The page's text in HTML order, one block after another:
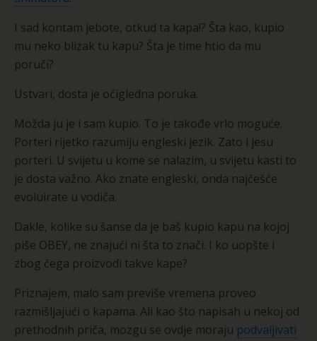
I sad kontam jebote, otkud ta kapa!? Šta kao, kupio
mu neko blizak tu kapu? Šta je time htio da mu
poruči?
Ustvari, dosta je očigledna poruka.
Možda ju je i sam kupio. To je takođe vrlo moguće.
Porteri rijetko razumiju engleski jezik. Zato i jesu
porteri. U svijetu u kome se nalazim, u svijetu kasti to
je dosta važno. Ako znate engleski, onda najčešće
evoluirate u vodiča.
Dakle, kolike su šanse da je baš kupio kapu na kojoj
piše OBEY, ne znajući ni šta to znači. I ko uopšte i
zbog čega proizvodi takve kape?
Priznajem, malo sam previše vremena proveo
razmišljajući o kapama. Ali kao što napisah u nekoj od
prethodnih priča, mozgu se ovdje moraju podvaljivati